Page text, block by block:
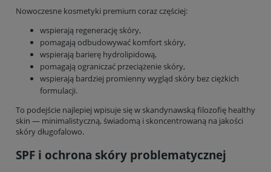
Nowoczesne kosmetyki premium coraz częściej:
wspierają regenerację skóry,
pomagają odbudowywać komfort skóry,
wspierają barierę hydrolipidową,
pomagają ograniczać przeciążenie skóry,
wspierają bardziej promienny wygląd skóry bez ciężkich
formulacji.
To podejście najlepiej wpisuje się w skandynawską filozofię healthy
skin — minimalistyczną, świadomą i skoncentrowaną na jakości
skóry długofalowo.
SPF i ochrona skóry problematycznej